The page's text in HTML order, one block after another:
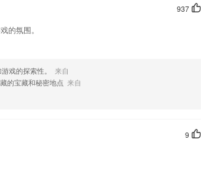
款软件，您可以到应用商店进行打分评论，说出您的使
937
的氛围。
戏的探索性。
来自
的宝藏和秘密地点 来自
9